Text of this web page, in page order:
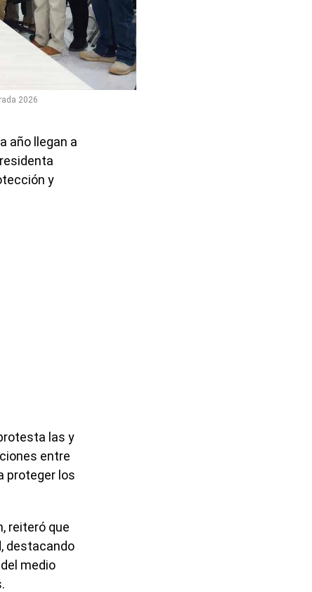
2026
año llegan a
y
las y
entre
proteger los
reiteró que
destacando
medio